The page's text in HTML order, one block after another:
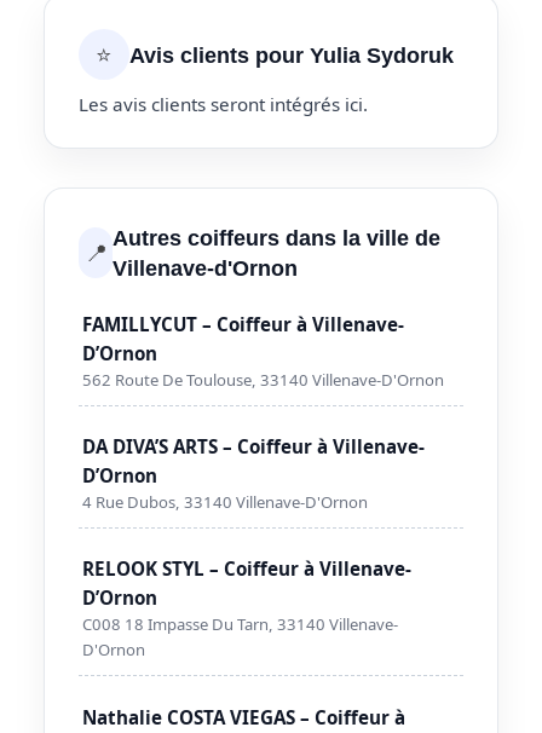
⭐ Avis clients pour Yulia Sydoruk
Les avis clients seront intégrés ici.
📍 Autres coiffeurs dans la ville de
Villenave-d'Ornon
FAMILLYCUT – Coiffeur à Villenave-
D’Ornon
562 Route De Toulouse, 33140 Villenave-D'Ornon
DA DIVA’S ARTS – Coiffeur à Villenave-
D’Ornon
4 Rue Dubos, 33140 Villenave-D'Ornon
RELOOK STYL – Coiffeur à Villenave-
D’Ornon
C008 18 Impasse Du Tarn, 33140 Villenave-
D'Ornon
Nathalie COSTA VIEGAS – Coiffeur à